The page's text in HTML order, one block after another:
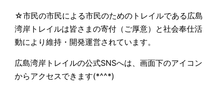
☆市民の市民による市民のためのトレイルである広島
湾岸トレイルは皆さまの寄付（ご厚意）と社会奉仕活
動により維持・開発運営されています。
広島湾岸トレイルの公式SNSへは、画面下のアイコン
からアクセスできます(*^^*)